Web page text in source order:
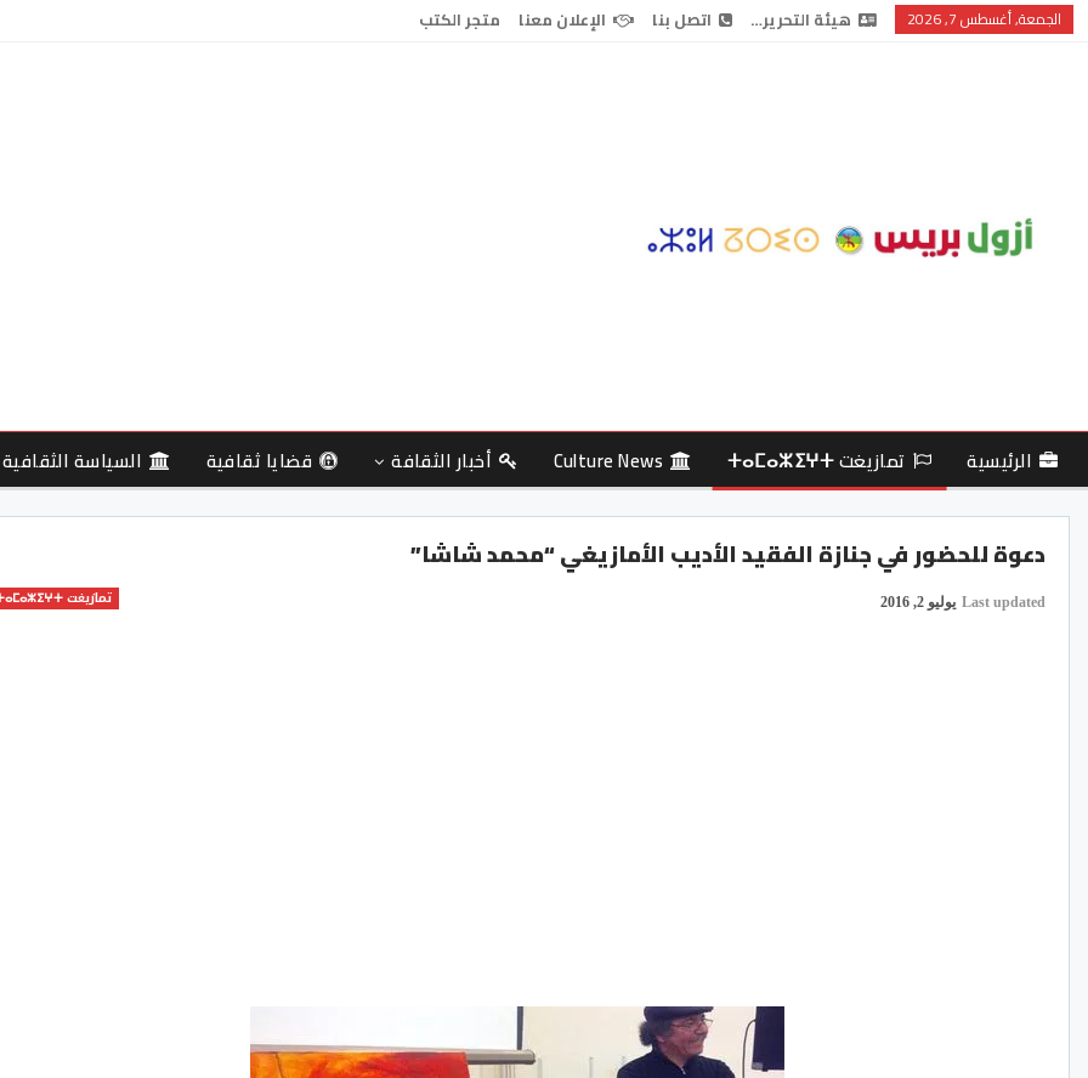
الجمعة, أغسطس 7, 2026 هيئة التحرير… اتصل بنا الإعلان معنا متجر الكتب
الرئيسية تمازيغت ⵜⴰⵎⴰⵣⵉⵖⵜ Culture News أخبار الثقافة قضايا ثقافية السياسة الثقافية
دعوة للحضور في جنازة الفقيد الأديب الأمازيغي “محمد شاشا”
تمازيغت ⵜⴰⵎⴰⵣⵉⵖⵜ Last updated يوليو 2, 2016